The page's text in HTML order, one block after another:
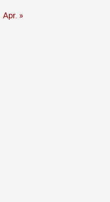
Apr. »